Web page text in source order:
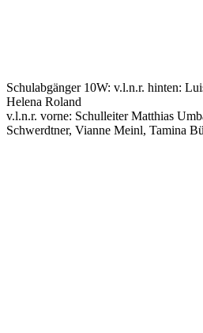
Schulabgänger 10W: v.l.n.r. hinten:
Helena Roland
v.l.n.r. vorne: Schulleiter Matthias
Schwerdtner, Vianne Meinl, Tamina